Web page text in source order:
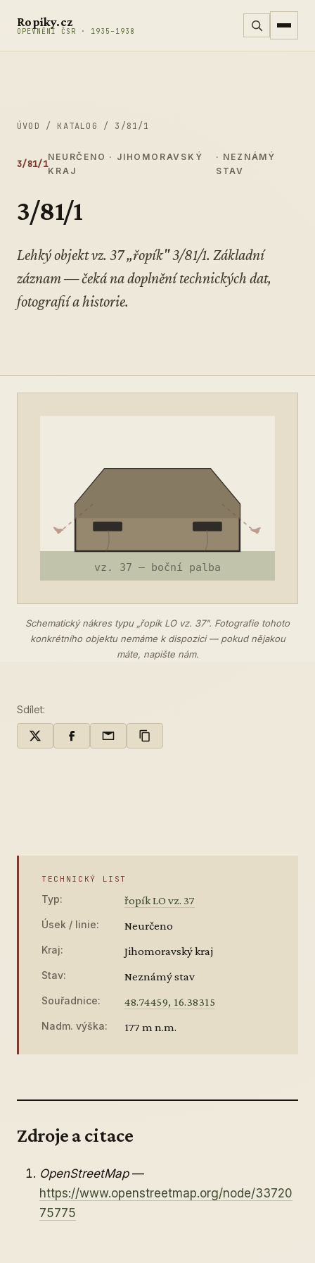
Ropiky.cz
OPEVNĚNÍ ČSR · 1935–1938
ÚVOD / KATALOG / 3/81/1
3/81/1
NEURČENO · JIHOMORAVSKÝ
KRAJ
· NEZNÁMÝ
STAV
3/81/1
Lehký objekt vz. 37 „řopík" 3/81/1. Základní
záznam — čeká na doplnění technických dat,
fotografií a historie.
Schematický nákres typu „řopík LO vz. 37". Fotografie tohoto
konkrétního objektu nemáme k dispozici — pokud nějakou
máte, napište nám.
Sdílet:
TECHNICKÝ LIST
Typ: řopík LO vz. 37
Úsek / linie: Neurčeno
Kraj: Jihomoravský kraj
Stav: Neznámý stav
Souřadnice: 48.74459, 16.38315
Nadm. výška: 177 m n.m.
Zdroje a citace
OpenStreetMap—
https://www.openstreetmap.org/node/33720
75775